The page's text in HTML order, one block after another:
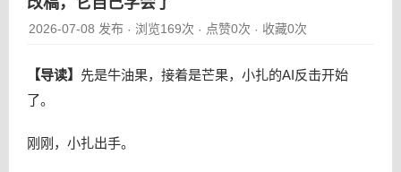
2026-07-08 发布 · 浏览169次 · 点赞0次 · 收藏0次
【导读】 先是牛油果，接着是芒果，小扎的AI反击开始
了。
刚刚，小扎出手。